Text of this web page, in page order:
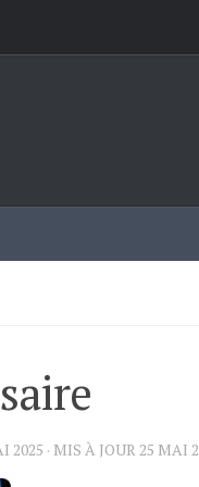
2025 · MIS À JOUR 25 MAI